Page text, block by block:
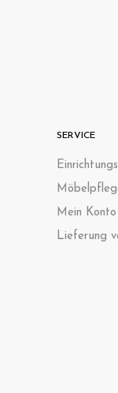
SERVICE
Mein Konto
Lieferung